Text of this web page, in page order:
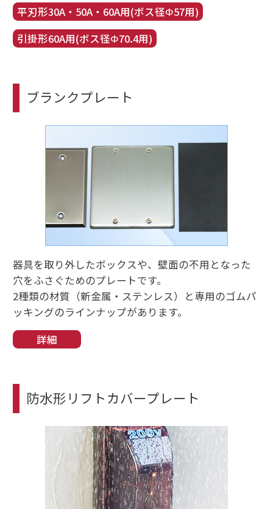
平刃形30A・50A・60A用(ボス径Φ57用)
引掛形60A用(ボス径Φ70.4用)
ブランクプレート
器具を取り外したボックスや、壁面の不用となった
穴をふさぐためのプレートです。
2種類の材質（新金属・ステンレス）と専用のゴムパ
ッキングのラインナップがあります。
詳細
防水形リフトカバープレート